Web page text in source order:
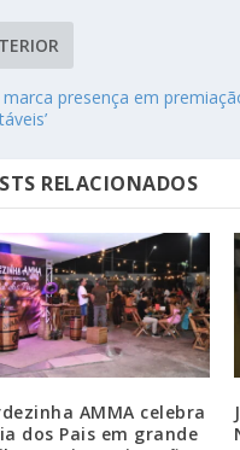
presença em
RELACIONADOS
AMMA celebra
dos Pais em grande